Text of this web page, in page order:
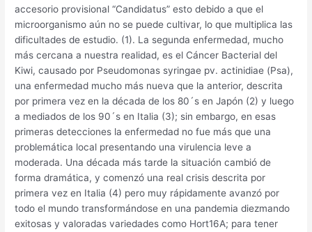
accesorio provisional “Candidatus” esto debido a que el
microorganismo aún no se puede cultivar, lo que multiplica las
dificultades de estudio. (1). La segunda enfermedad, mucho
más cercana a nuestra realidad, es el Cáncer Bacterial del
Kiwi, causado por Pseudomonas syringae pv. actinidiae (Psa),
una enfermedad mucho más nueva que la anterior, descrita
por primera vez en la década de los 80´s en Japón (2) y luego
a mediados de los 90´s en Italia (3); sin embargo, en esas
primeras detecciones la enfermedad no fue más que una
problemática local presentando una virulencia leve a
moderada. Una década más tarde la situación cambió de
forma dramática, y comenzó una real crisis descrita por
primera vez en Italia (4) pero muy rápidamente avanzó por
todo el mundo transformándose en una pandemia diezmando
exitosas y valoradas variedades como Hort16A; para tener